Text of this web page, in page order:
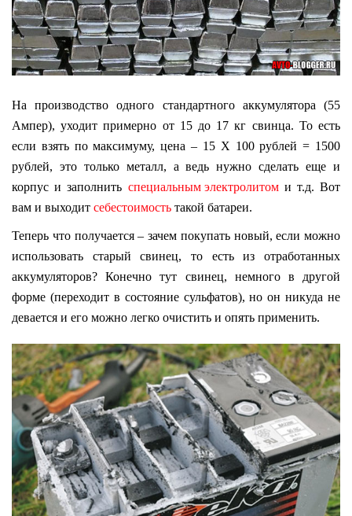
На производство одного стандартного аккумулятора (55
Ампер), уходит примерно от 15 до 17 кг свинца. То есть
если взять по максимуму, цена – 15 Х 100 рублей = 1500
рублей, это только металл, а ведь нужно сделать еще и
корпус и заполнить специальным электролитоми т.д. Вот
вам и выходит себестоимость такой батареи.
Теперь что получается – зачем покупать новый, если можно
использовать старый свинец, то есть из отработанных
аккумуляторов? Конечно тут свинец, немного в другой
форме (переходит в состояние сульфатов), но он никуда не
девается и его можно легко очистить и опять применить.